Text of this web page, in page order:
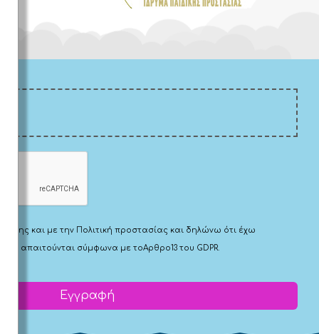
και με την Πολιτική προστασίας και δηλώνω ότι έχω
που απαιτούνται σύμφωνα με τοΑρθρο13 του GDPR.
Εγγραφή